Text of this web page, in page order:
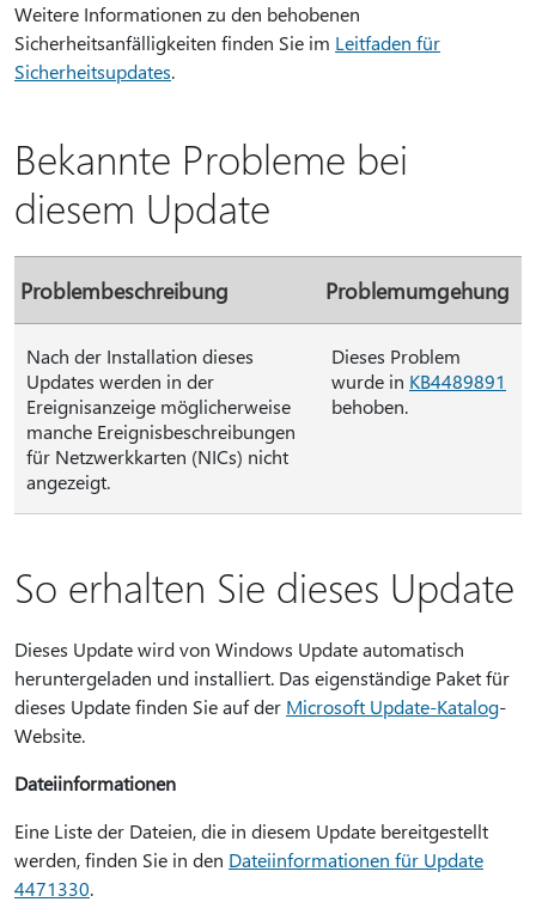
Weitere Informationen zu den behobenen
Sicherheitsanfälligkeiten finden Sie im Leitfaden für
Sicherheitsupdates.
Bekannte Probleme bei
diesem Update
Problembeschreibung Problemumgehung
Nach der Installation dieses
Updates werden in der
Ereignisanzeige möglicherweise
manche Ereignisbeschreibungen
für Netzwerkkarten (NICs) nicht
angezeigt.
Dieses Problem
wurde in KB4489891
behoben.
So erhalten Sie dieses Update
Dieses Update wird von Windows Update automatisch
heruntergeladen und installiert. Das eigenständige Paket für
dieses Update finden Sie auf der Microsoft Update-Katalog-
Website.
Dateiinformationen
Eine Liste der Dateien, die in diesem Update bereitgestellt
werden, finden Sie in den Dateiinformationen für Update
4471330.